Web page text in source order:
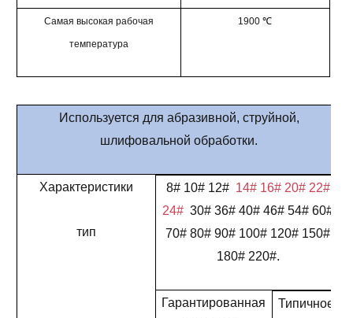
Самая высокая рабочая
температура
1900℃
Используется для абразивной, струйной,
шлифовальной обработки.
Характеристики
тип
8# 10# 12# 14# 16# 20# 22#
24# 30# 36# 40# 46# 54# 60#
70# 80# 90# 100# 120# 150#
180# 220#.
Гарантированная
Типичное